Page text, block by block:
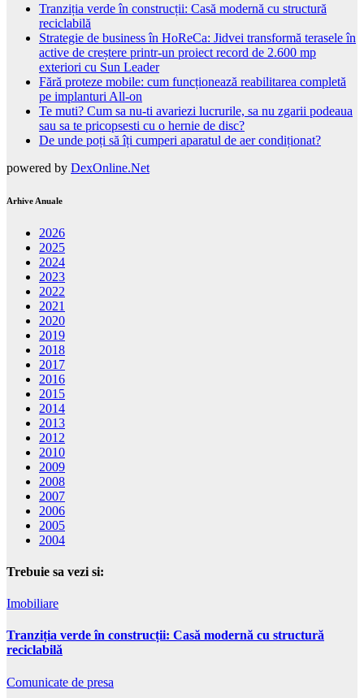
Tranziția verde în construcții: Casă modernă cu structură
reciclabilă
Strategie de business în HoReCa: Jidvei transformă terasele în
active de creștere printr-un proiect record de 2.600 mp
exteriori cu Sun Leader
Fără proteze mobile: cum funcționează reabilitarea completă
pe implanturi All-on
Te muti? Cum sa nu-ti avariezi lucrurile, sa nu zgarii podeaua
sau sa te pricopsesti cu o hernie de disc?
De unde poți să îți cumperi aparatul de aer condiționat?
powered by DexOnline.Net
Arhive Anuale
2026
2025
2024
2023
2022
2021
2020
2019
2018
2017
2016
2015
2014
2013
2012
2010
2009
2008
2007
2006
2005
2004
Trebuie sa vezi si:
Imobiliare
Tranziția verde în construcții: Casă modernă cu structură
reciclabilă
Comunicate de presa